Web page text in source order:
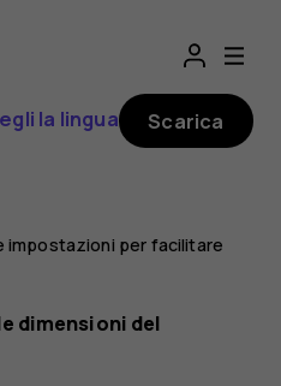
la lingua Scarica
impostazioni per facilitare
dimensioni del